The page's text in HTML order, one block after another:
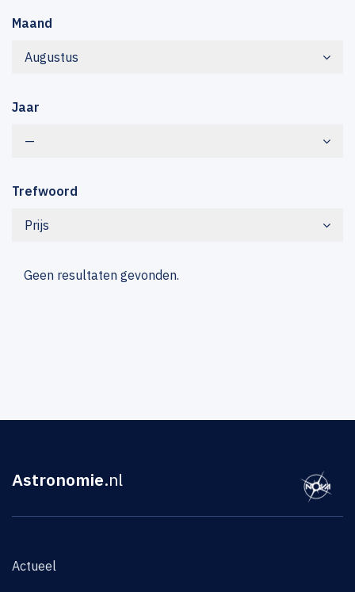
Maand
Augustus
Jaar
—
Trefwoord
Prijs
Geen resultaten gevonden.
Astronomie.nl
Actueel